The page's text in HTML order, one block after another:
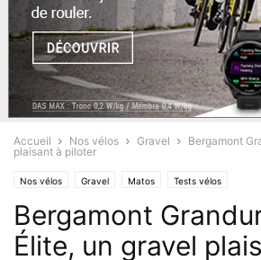
Accueil Nos vélos Gravel
Bergamont
plaisant à piloter
Nos vélos Gravel Matos Tests vélos
Bergamont
Élite, un gravel